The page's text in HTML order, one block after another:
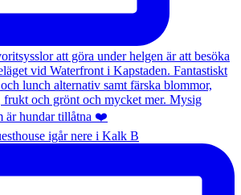
igår nere i Kalk B